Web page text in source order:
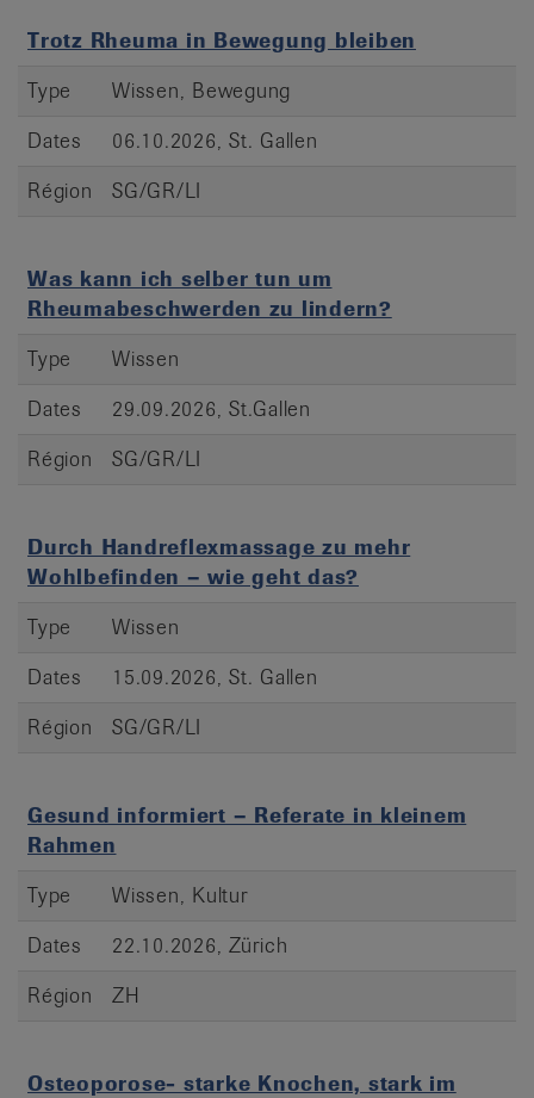
Trotz Rheuma in Bewegung bleiben
Type
Wissen, Bewegung
Dates
06.10.2026, St. Gallen
Région
SG/GR/LI
Was kann ich selber tun um
Rheumabeschwerden zu lindern?
Type
Wissen
Dates
29.09.2026, St.Gallen
Région
SG/GR/LI
Durch Handreflexmassage zu mehr
Wohlbefinden – wie geht das?
Type
Wissen
Dates
15.09.2026, St. Gallen
Région
SG/GR/LI
Gesund informiert – Referate in kleinem
Rahmen
Type
Wissen, Kultur
Dates
22.10.2026, Zürich
Région
ZH
Osteoporose- starke Knochen, stark im